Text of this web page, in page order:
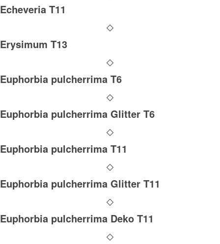
Echeveria T11
Erysimum T13
Euphorbia pulcherrima T6
Euphorbia pulcherrima Glitter T6
Euphorbia pulcherrima T11
Euphorbia pulcherrima Glitter T11
Euphorbia pulcherrima Deko T11